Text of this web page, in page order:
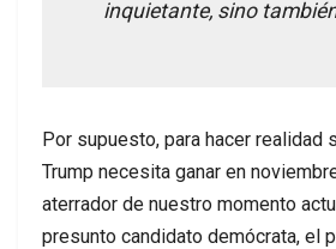
inquietante, sino
Por supuesto, para hacer realidad
Trump necesita ganar en
aterrador de nuestro momento
presunto candidato demócrata, el